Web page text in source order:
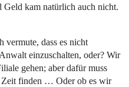
kam natürlich auch nicht.
vermute, dass es nicht
einzuschalten, oder? Wir
gehen; aber dafür muss
Zeit finden … Oder ob es wir